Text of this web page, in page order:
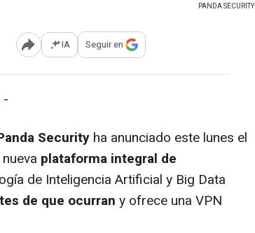
PANDA SECURITY
Abrir opciones para compartir
IA Seguir en
Security ha anunciado este lunes el
plataforma integral de
de Inteligencia Artificial y Big Data
de que ocurran y ofrece una VPN